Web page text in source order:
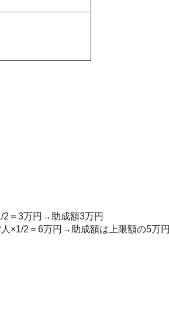
＝3万円→助成額3万円
×1/2＝6万円→助成額は上限額の5万円